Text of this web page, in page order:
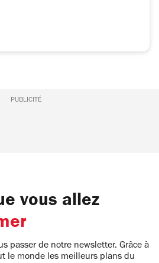
PUBLICITÉ
vous allez
passer de notre newsletter. Grâce à
le monde les meilleurs plans du